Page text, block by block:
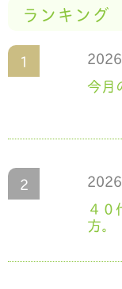
ランキング
今月
４
方。